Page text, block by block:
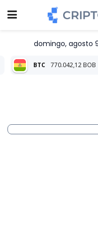
domingo, agosto
770.042,12 BOB 0,24%